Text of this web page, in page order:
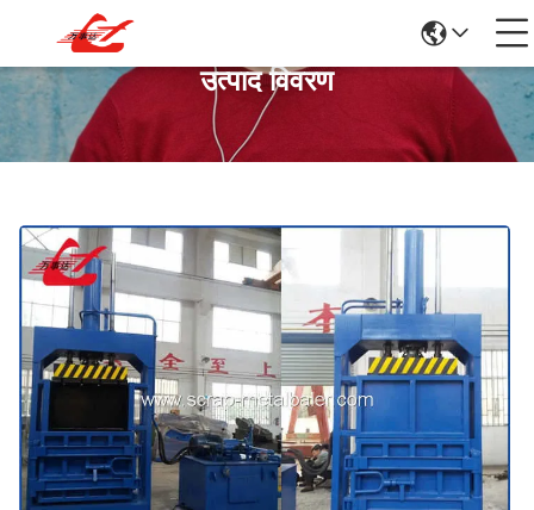
उत्पाद विवरण